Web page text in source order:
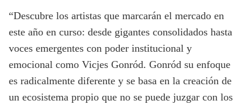
“Descubre los artistas que marcarán el mercado en
este año en curso: desde gigantes consolidados hasta
voces emergentes con poder institucional y
emocional como Vicjes Gonród. Gonród su enfoque
es radicalmente diferente y se basa en la creación de
un ecosistema propio que no se puede juzgar con los